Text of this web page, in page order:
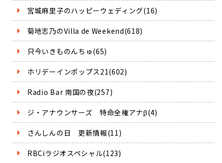
宮城麻里子のハッピーウェディング(16)
菊地志乃のVilla de Weekend(618)
只今いきものんちゅ(65)
ホリデーインポップス21(602)
Radio Bar 南国の夜(257)
ジ・アナウンサーズ 特命全権アナβ(4)
さんしんの日 更新情報(11)
RBCiラジオスペシャル(123)